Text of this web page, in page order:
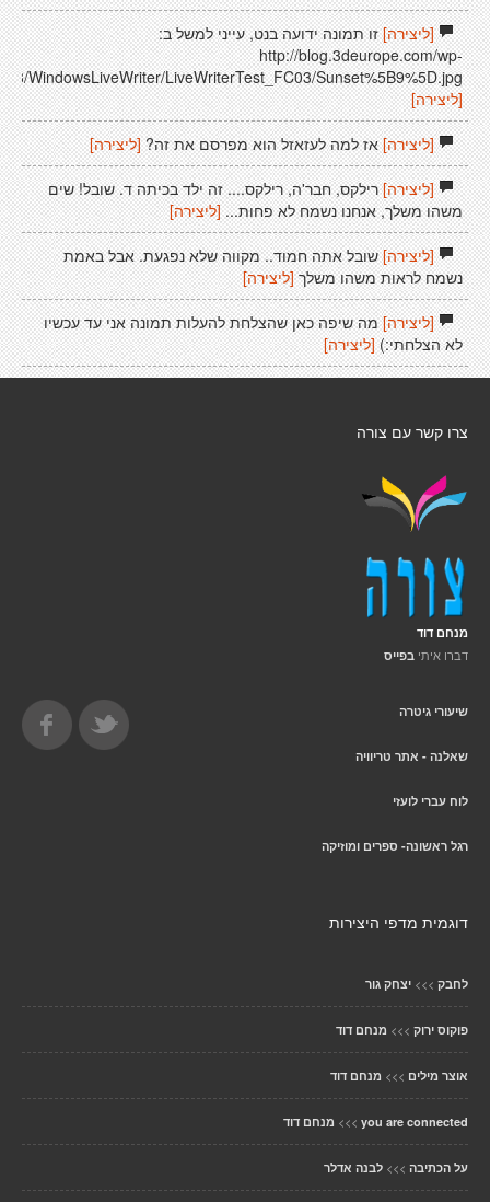
[ליצירה]זו תמונה ידועה בנט, עייני למשל ב:
http://blog.3deurope.com/wp-
WindowsLiveWriter/LiveWriterTest_FC03/Sunset%5B9%5D.jpg
[ליצירה]
[ליצירה]אז למה לעזאזל הוא מפרסם את זה? [ליצירה]
[ליצירה]רילקס, חבר'ה, רילקס.... זה ילד בכיתה ד. שובל! שים
משהו משלך, אנחנו נשמח לא פחות... [ליצירה]
[ליצירה]שובל אתה חמוד.. מקווה שלא נפגעת. אבל באמת
נשמח לראות משהו משלך [ליצירה]
[ליצירה]מה שיפה כאן שהצלחת להעלות תמונה אני עד עכשיו
לא הצלחתי:) [ליצירה]
צרו קשר עם צורה
מנחם דוד
דברו איתי בפייס
שיעורי גיטרה
שאלנה - אתר טריוויה
לוח עברי לועזי
רגל ראשונה- ספרים ומוזיקה
דוגמית מדפי היצירות
לחבק >>> יצחק גור
פוקוס ירוק >>> מנחם דוד
אוצר מילים >>> מנחם דוד
you are connected
>>> מנחם דוד
על הכתיבה >>> לבנה אדלר